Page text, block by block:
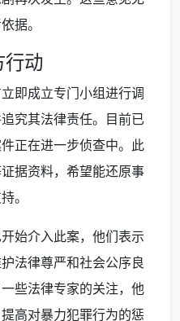
据。
行动
即成立专门小组进行调
究其法律责任。目前已
正在进一步侦查中。此
据资料，希望能还原事
。
始介入此案，他们表示
法律尊严和社会公序良
些法律专家的关注，他
高对暴力犯罪行为的惩